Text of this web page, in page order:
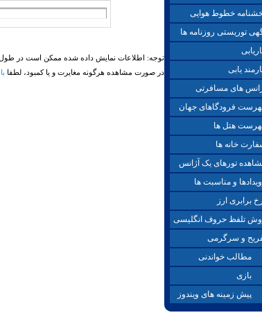
توجه: اطلاعات نمایش داده شده ممکن است در طول
در صورت مشاهده هرگونه مغایرت و یا کمبود، لطفا
خطوط هوایی
توریستی روزنامه ها
یابی
های مسافرتی
فرودگاهای جهان
هتل ها
خانه ها
تورهای یک آژانس
و مناسبت ها
برابری ارز
تلفظ حروف انگلیسی
و سرگرمی
مطالب خواندنی
بازی
پیش زمینه های ویندوز